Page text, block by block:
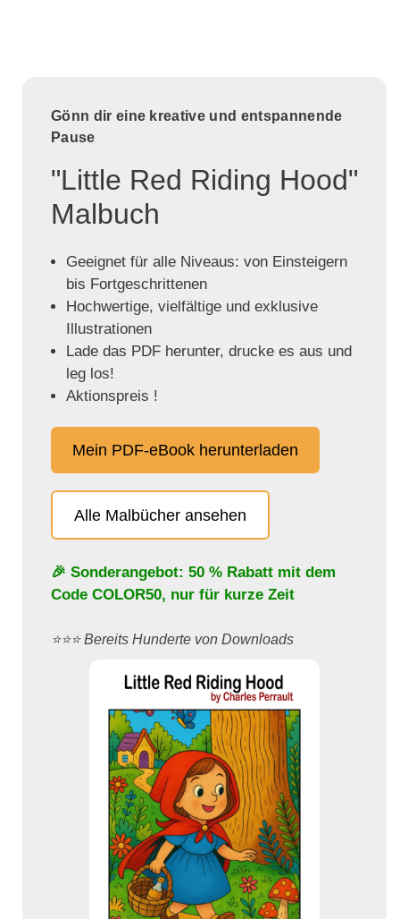
Gönn dir eine kreative und entspannende
Pause
"Little Red Riding Hood"
Malbuch
Geeignet für alle Niveaus: von Einsteigern
bis Fortgeschrittenen
Hochwertige, vielfältige und exklusive
Illustrationen
Lade das PDF herunter, drucke es aus und
leg los!
Aktionspreis !
Mein PDF-eBook herunterladen
Alle Malbücher ansehen
🎉 Sonderangebot: 50 % Rabatt mit dem
Code COLOR50, nur für kurze Zeit
⭐️⭐️⭐️ Bereits Hunderte von Downloads